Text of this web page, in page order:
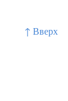
↑ Вверх